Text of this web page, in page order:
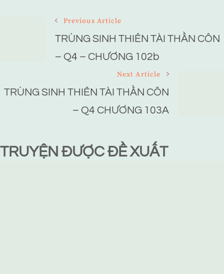
Navigation
Previous Article
TRÙNG SINH THIÊN TÀI THẦN CÔN
– Q4 – CHƯƠNG 102b
Next Article
TRÙNG SINH THIÊN TÀI THẦN CÔN
– Q4 CHƯƠNG 103A
TRUYỆN ĐƯỢC ĐỀ XUẤT